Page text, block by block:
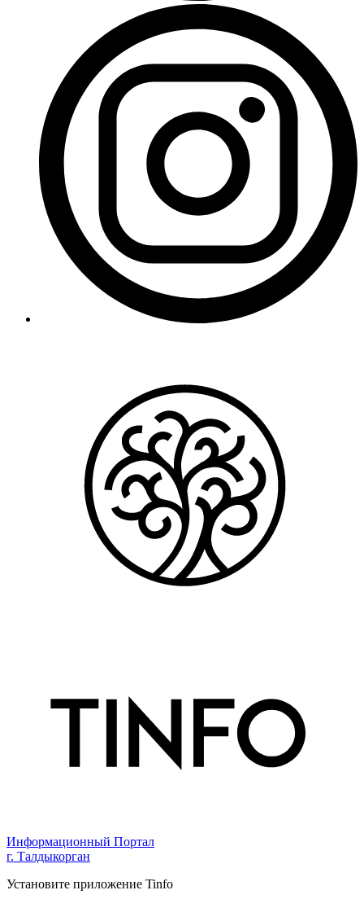
Информационный Портал
г. Талдыкорган
Установите приложение Tinfo